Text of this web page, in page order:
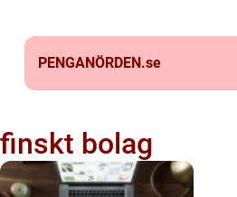
PENGANÖRDEN.se
finskt bolag